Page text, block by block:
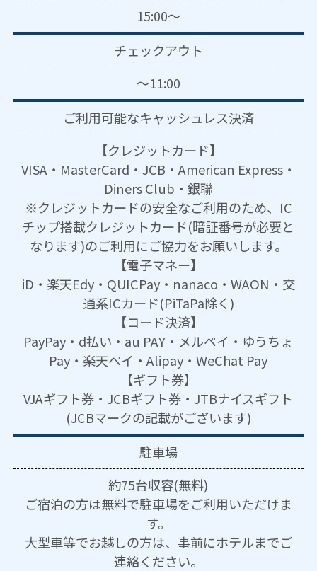
15:00～
チェックアウト
～11:00
ご利用可能なキャッシュレス決済
【クレジットカード】
VISA・MasterCard・JCB・American Express・
Diners Club・銀聯
※クレジットカードの安全なご利用のため、IC
チップ搭載クレジットカード(暗証番号が必要と
なります)のご利用にご協力をお願いします。
【電子マネー】
iD・楽天Edy・QUICPay・nanaco・WAON・交
通系ICカード(PiTaPa除く)
【コード決済】
PayPay・d払い・au PAY・メルペイ・ゆうちょ
Pay・楽天ペイ・Alipay・WeChat Pay
【ギフト券】
VJAギフト券・JCBギフト券・JTBナイスギフト
(JCBマークの記載がございます)
駐車場
約75台収容(無料)
ご宿泊の方は無料で駐車場をご利用いただけま
す。
大型車等でお越しの方は、事前にホテルまでご
連絡ください。